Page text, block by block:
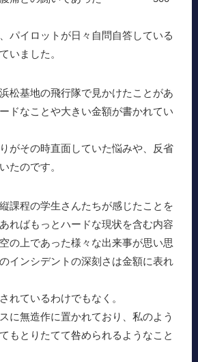
パイロットが日々自問自答している
いました。
松基地の飛行隊で見かけたことがあ
ドなことや大きい金額が書かれてい
がその時直面していた悩みや、反省
たのです。
課程の学生さんたちが感じたことを
ればもっとハードな現状を含む内容
の上であった様々な出来事が思い思
インシデントの深刻さは金額に表れ
れているわけでもなく。
に無造作に置かれており、私のよう
もとりたてて咎められるようなこと